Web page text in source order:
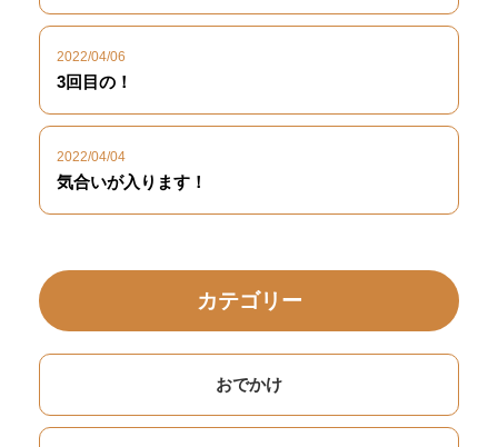
2022/04/06
3回目の！
2022/04/04
気合いが入ります！
カテゴリー
おでかけ